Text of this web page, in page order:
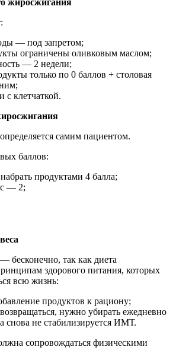
жиросжигания
— под запретом;
ограничены оливковым маслом;
— 2 недели;
только по 0 баллов + столовая
с клетчаткой.
самим пациентом.
баллов:
продуктами 4 балла;
— 2;
бесконечно, так как диета
здорового питания, которых
всю жизнь:
продуктов к рациону;
нужно убирать ежедневно
снова не стабилизируется ИМТ.
сопровождаться физическими